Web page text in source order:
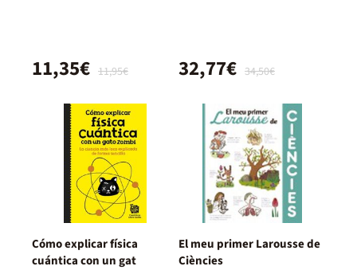
11,95€
11,35€ 34,50€
32,77€
Cómo explicar física
cuántica con un gat
El meu primer Larousse de
Ciències